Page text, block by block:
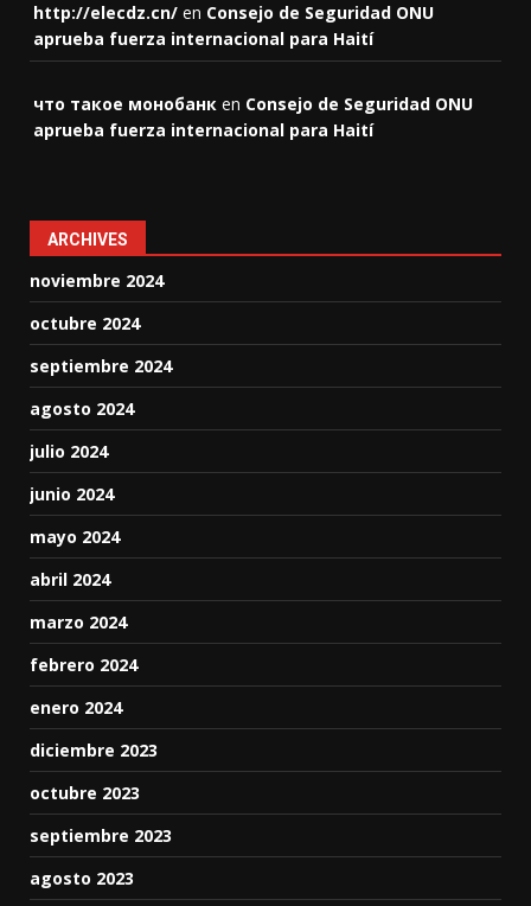
http://elecdz.cn/ en Consejo de Seguridad ONU
aprueba fuerza internacional para Haití
что такое монобанк en Consejo de Seguridad ONU
aprueba fuerza internacional para Haití
ARCHIVES
noviembre 2024
octubre 2024
septiembre 2024
agosto 2024
julio 2024
junio 2024
mayo 2024
abril 2024
marzo 2024
febrero 2024
enero 2024
diciembre 2023
octubre 2023
septiembre 2023
agosto 2023